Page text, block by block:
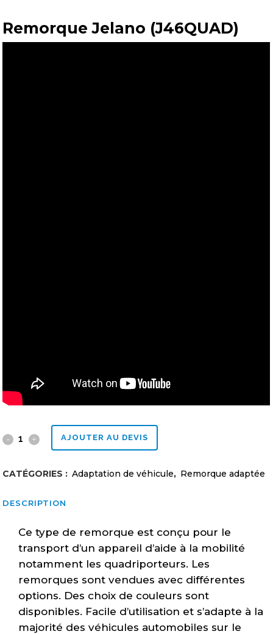
Remorque Jelano (J46QUAD)
Remorque
quantity
AJOUTER AU DEVIS
CATÉGORIES : Adaptation de véhicule, Remorque adaptée
DESCRIPTION
Ce type de remorque est conçu pour le
transport d’un appareil d’aide à la mobilité
notamment les quadriporteurs. Les
remorques sont vendues avec différentes
options. Des choix de couleurs sont
disponibles. Facile d’utilisation et s’adapte à la
majorité des véhicules automobiles sur le